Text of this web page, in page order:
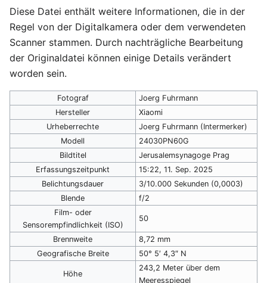
Diese Datei enthält weitere Informationen, die in der
Regel von der Digitalkamera oder dem verwendeten
Scanner stammen. Durch nachträgliche Bearbeitung
der Originaldatei können einige Details verändert
worden sein.
Fotograf
Joerg Fuhrmann
Hersteller
Xiaomi
Urheberrechte
Joerg Fuhrmann (Intermerker)
Modell
24030PN60G
Bildtitel
Jerusalemsynagoge Prag
Erfassungszeitpunkt
15:22, 11. Sep. 2025
Belichtungsdauer
3/10.000 Sekunden (0,0003)
Blende
f/2
Film- oder
Sensorempfindlichkeit (ISO)
50
Brennweite
8,72 mm
Geografische Breite
50° 5′ 4,3″ N
Höhe
243,2 Meter über dem
Meeresspiegel